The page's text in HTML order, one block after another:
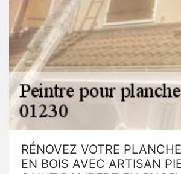
RÉNOVEZ VOTRE
EN BOIS AVEC ARTISAN